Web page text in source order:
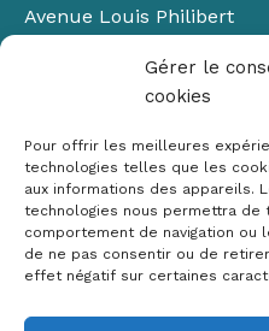
Gérer le
cookies
Pour offrir les meilleures
technologies telles que les
aux informations des appareils.
technologies nous permettra
comportement de navigation ou
de ne pas consentir ou de
effet négatif sur certaines
Avenue Louis Philibert
Bâtiment Laennec
13100 Aix-en-Provence
✉ contact@crige-paca.org